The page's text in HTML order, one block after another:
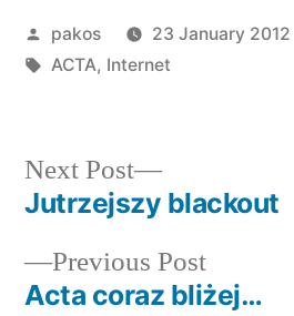
Posted
by
pakos 23 January 2012
Tags:
ACTA, Internet
Post
navigation
Previous PostPrevious
post:
Acta coraz bliżej…
Next Post
Next
post:
Jutrzejszy blackout